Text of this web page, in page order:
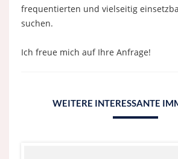
frequentierten und vielseitig
suchen.
Ich freue mich auf Ihre Anfrage!
WEITERE INTERESSANTE